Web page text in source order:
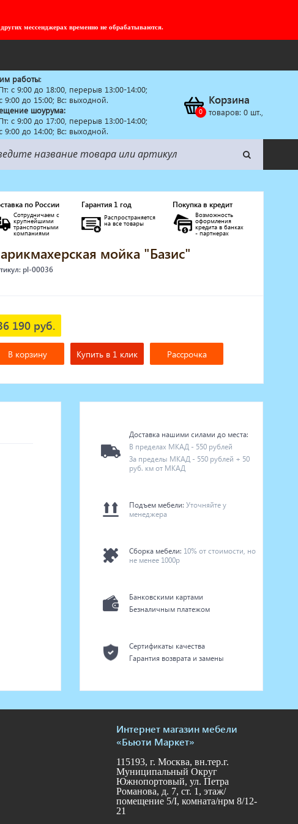
мессенджерах временно не обрабатываются.
работы:
c 9:00 до 18:00, перерыв 13:00-14:00;
9:00 до 15:00; Вс: выходной.
шоурума:
c 9:00 до 17:00, перерыв 13:00-14:00;
9:00 до 14:00; Вс: выходной.
Корзина
товаров: 0шт.,
по России
Сотрудничаем с
крупнейшими
транспортными
компаниями
Гарантия 1 год
Распространяется
на все товары
Покупка в кредит
Возможность
оформления
кредита в банках
- партнерах
мойка "Базис"
pl-00036
190 руб.
В корзину Купить в 1 клик Рассрочка
Доставка нашими силами до места:
В пределах МКАД - 550 рублей
За пределы МКАД - 550 рублей + 50
руб. км от МКАД
Подъем мебели: Уточняйте у
менеджера
Сборка мебели: 10% от стоимости, но
не менее 1000р
Банковскими картами
Безналичным платежом
Сертификаты качества
Гарантия возврата и замены
Интернет магазин мебели
«Бьюти Маркет»
115193, г. Москва, вн.тер.г.
Муниципальный Округ
Южнопортовый, ул. Петра
Романова, д. 7, ст. 1, этаж/
помещение 5/I, комната/нрм 8/12-
21